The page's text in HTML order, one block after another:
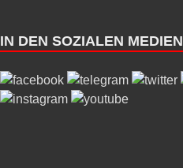
IN DEN SOZIALEN MEDIEN